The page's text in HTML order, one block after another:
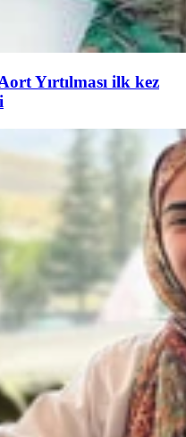
Yırtılması ilk kez